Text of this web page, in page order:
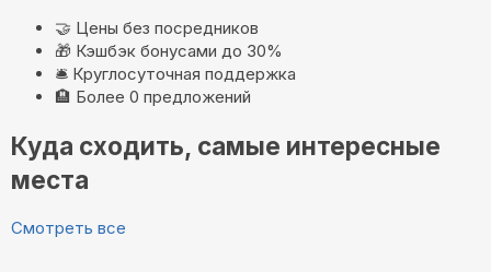
🤝 Цены без посредников
🎁 Кэшбэк бонусами до 30%
🛎️ Круглосуточная поддержка
🏨 Более 0 предложений
Куда сходить, самые интересные
места
Смотреть все